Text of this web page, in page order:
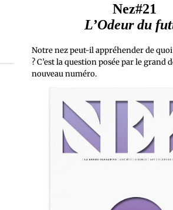
Nez#21
L’Odeur du
Notre nez peut-il appréhender de
? C’est la question posée par le grand
nouveau numéro.